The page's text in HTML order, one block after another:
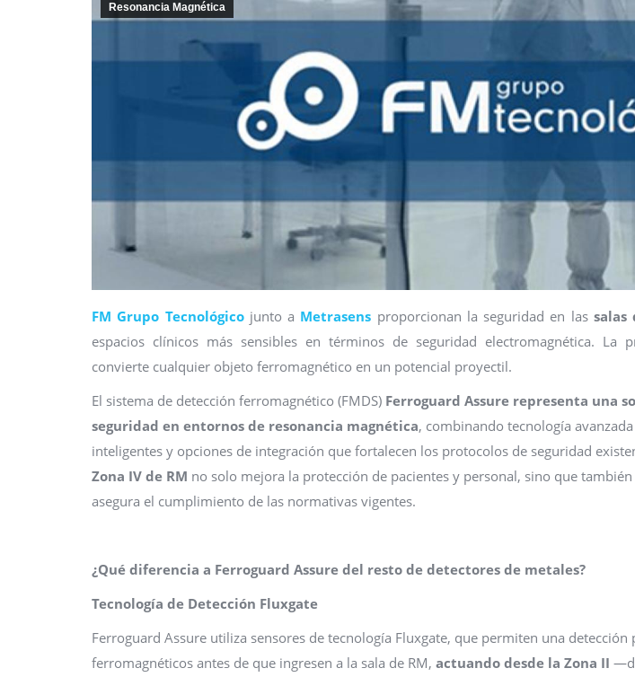
Resonancia Magnética
FM Grupo Tecnológicojunto a Metrasens proporcionan la seguridad en las salas
espacios clínicos más sensibles en términos de seguridad electromagnética. La
convierte cualquier objeto ferromagnético en un potencial proyectil.
El sistema de detección ferromagnético (FMDS) Ferroguard Assure representa una
seguridad en entornos de resonancia magnética, combinando tecnología
inteligentes y opciones de integración que fortalecen los protocolos de seguridad
Zona IV de RM no solo mejora la protección de pacientes y personal, sino que
asegura el cumplimiento de las normativas vigentes.
¿Qué diferencia a Ferroguard Assure del resto de detectores de metales?
Tecnología de Detección Fluxgate
Ferroguard Assure utiliza sensores de tecnología Fluxgate, que permiten una
ferromagnéticos antes de que ingresen a la sala de RM, actuando desde la Zona II